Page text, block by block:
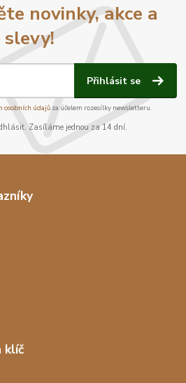
novinky, akce a
slevy!
Přihlásit se
osobních údajůza účelem rozesílky newsletteru.
Zasíláme jednou za 14 dní.
klíč